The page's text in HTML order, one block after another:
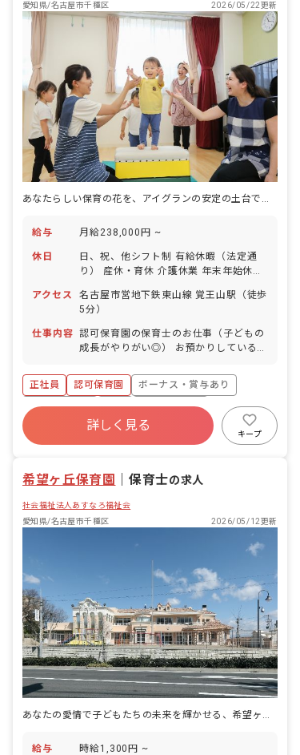
愛知県/名古屋市千種区
2026/05/22更新
あなたらしい保育の花を、アイグランの安定の土台で咲かせよう
給与 月給238,000円 ~
休日
日、祝、他シフト制 有給休暇（法定通
り） 産休・育休 介護休業 年末年始休暇
能性有
アクセス
名古屋市営地下鉄東山線 覚王山駅（徒歩
5分）
仕事内容 認可保育園の保育士のお仕事（子どもの
成長がやりがい◎） お預かりしている子
・食事・睡眠・排泄・清潔・衣類の着脱
等 ・集団生活を通じた社会性の装着 ・
行事の計画・実行、お知らせの作成
正社員 認可保育園
ボーナス・賞与あり
社会保険完備
有給
福利厚生充実
昇給昇進あり
産休育休制度
詳しく見る
キープ
希望ヶ丘保育園 ｜保育士の求人
社会福祉法人あすなろ福祉会
愛知県/名古屋市千種区
2026/05/12更新
給与 時給1,300円 ~